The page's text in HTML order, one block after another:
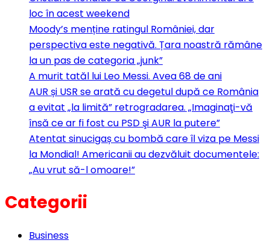
loc în acest weekend
Moody’s menține ratingul României, dar
perspectiva este negativă. Țara noastră rămâne
la un pas de categoria „junk”
A murit tatăl lui Leo Messi. Avea 68 de ani
AUR și USR se arată cu degetul după ce România
a evitat „la limită” retrogradarea. „Imaginaţi-vă
însă ce ar fi fost cu PSD şi AUR la putere”
Atentat sinucigaș cu bombă care îl viza pe Messi
la Mondial! Americanii au dezvăluit documentele:
„Au vrut să-l omoare!”
Categorii
Business